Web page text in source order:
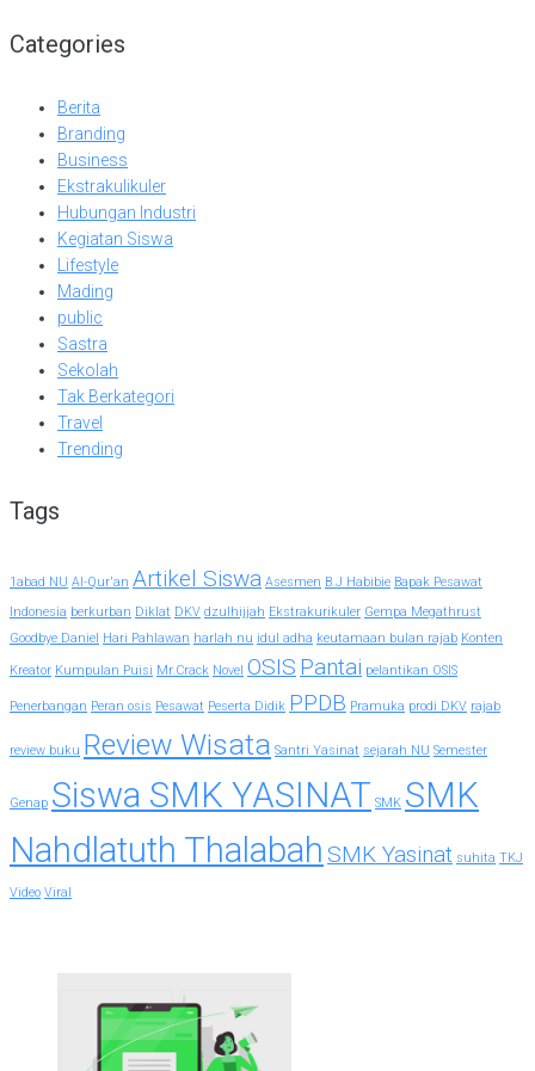
Categories
Berita
Branding
Business
Ekstrakulikuler
Hubungan Industri
Kegiatan Siswa
Lifestyle
Mading
public
Sastra
Sekolah
Tak Berkategori
Travel
Trending
Tags
1abad NU Al-Qur'an Artikel Siswa Asesmen B.J Habibie Bapak Pesawat
Indonesia berkurban Diklat DKV dzulhijjah Ekstrakurikuler Gempa Megathrust
Goodbye Daniel Hari Pahlawan harlah nu idul adha keutamaan bulan rajab Konten
Kreator Kumpulan Puisi Mr.Crack Novel OSIS Pantai pelantikan OSIS
Penerbangan Peran osis Pesawat Peserta Didik PPDB Pramuka prodi DKV rajab
review buku Review Wisata Santri Yasinat sejarah NU Semester
Genap Siswa SMK YASINAT SMK SMK
Nahdlatuth Thalabah SMK Yasinat suhita TKJ
Video Viral